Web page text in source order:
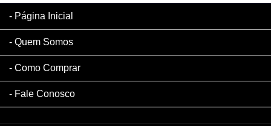
Página Inicial
Quem Somos
Como Comprar
Fale Conosco